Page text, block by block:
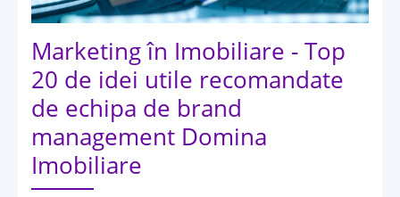
Marketing în Imobiliare - Top
20 de idei utile recomandate
de echipa de brand
management Domina
Imobiliare